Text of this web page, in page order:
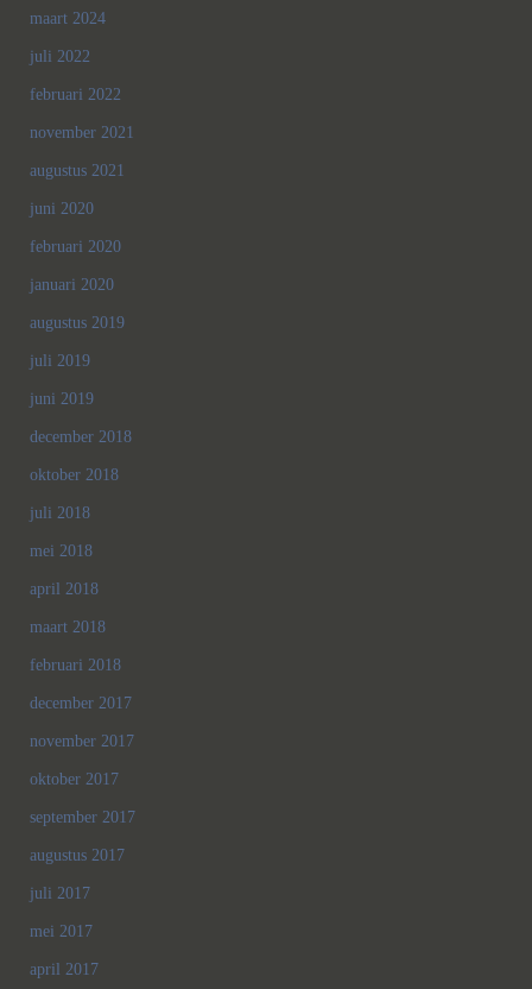
maart 2024
juli 2022
februari 2022
november 2021
augustus 2021
juni 2020
februari 2020
januari 2020
augustus 2019
juli 2019
juni 2019
december 2018
oktober 2018
juli 2018
mei 2018
april 2018
maart 2018
februari 2018
december 2017
november 2017
oktober 2017
september 2017
augustus 2017
juli 2017
mei 2017
april 2017